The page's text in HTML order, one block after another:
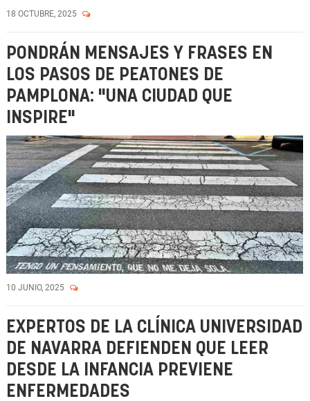
18 OCTUBRE, 2025
PONDRÁN MENSAJES Y FRASES EN
LOS PASOS DE PEATONES DE
PAMPLONA: "UNA CIUDAD QUE
INSPIRE"
10 JUNIO, 2025
EXPERTOS DE LA CLÍNICA UNIVERSIDAD
DE NAVARRA DEFIENDEN QUE LEER
DESDE LA INFANCIA PREVIENE
ENFERMEDADES